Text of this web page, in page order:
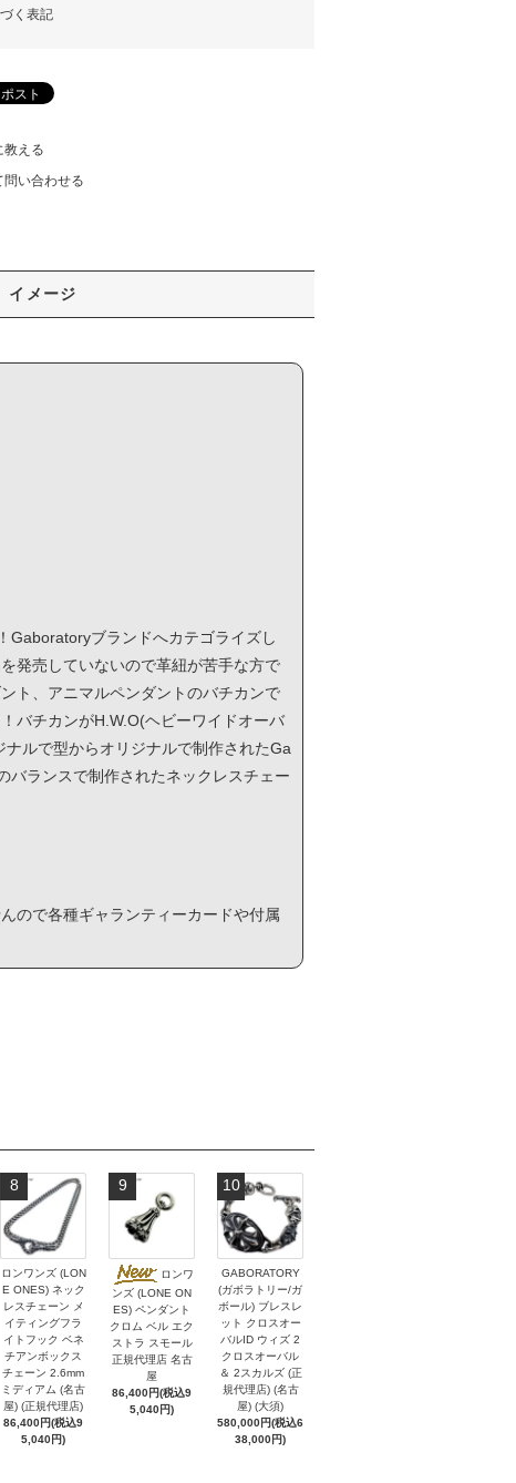
く表記
教える
問い合わせる
イメージ
Gaboratoryブランドへカテゴライズし
発売していないので革紐が苦手な方で
ト、アニマルペンダントのバチカンで
バチカンがH.W.O(ヘビーワイドオーバ
ルで型からオリジナルで制作されたGa
バランスで制作されたネックレスチェー
ので各種ギャランティーカードや付属
8
ロンワンズ (LON
E ONES) ネック
レスチェーン メ
イティングフラ
イトフック ベネ
チアンボックス
チェーン 2.6mm
ミディアム (名古
屋) (正規代理店)
86,400円(税込9
5,040円)
9
ロンワ
ンズ (LONE ON
ES) ペンダント
クロム ベル エク
ストラ スモール
正規代理店 名古
屋
86,400円(税込9
5,040円)
10
GABORATORY
(ガボラトリー/ガ
ボール) ブレスレ
ット クロスオー
バルID ウィズ 2
クロスオーバル
＆ 2スカルズ (正
規代理店) (名古
屋) (大須)
580,000円(税込6
38,000円)